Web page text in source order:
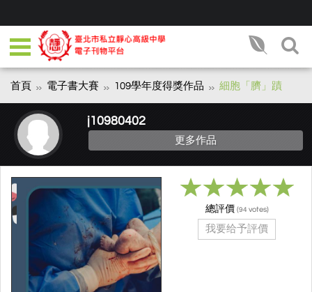
首頁 電子書大賽 109學年度得獎作品 細胞「臍」蹟
j10980402
更多作品
總評價 (94 votes)
我要给予評價